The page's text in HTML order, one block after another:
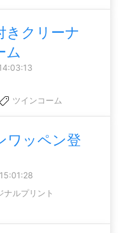
きクリーナ
ム
ツインコーム
ワッペン登
ナルプリント